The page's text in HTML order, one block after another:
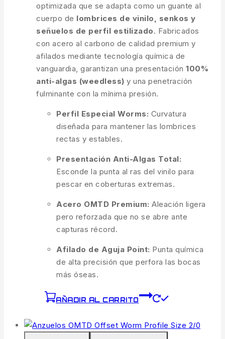
optimizada que se adapta como un guante al
cuerpo de lombrices de vinilo, senkos y
señuelos de perfil estilizado. Fabricados
con acero al carbono de calidad premium y
afilados mediante tecnología química de
vanguardia, garantizan una presentación 100%
anti-algas (weedless) y una penetración
fulminante con la mínima presión.
Perfil Especial Worms: Curvatura
diseñada para mantener las lombrices
rectas y estables.
Presentación Anti-Algas Total:
Esconde la punta al ras del vinilo para
pescar en coberturas extremas.
Acero OMTD Premium: Aleación ligera
pero reforzada que no se abre ante
capturas récord.
Afilado de Aguja Point: Punta química
de alta precisión que perfora las bocas
más óseas.
AÑADIR AL CARRITO